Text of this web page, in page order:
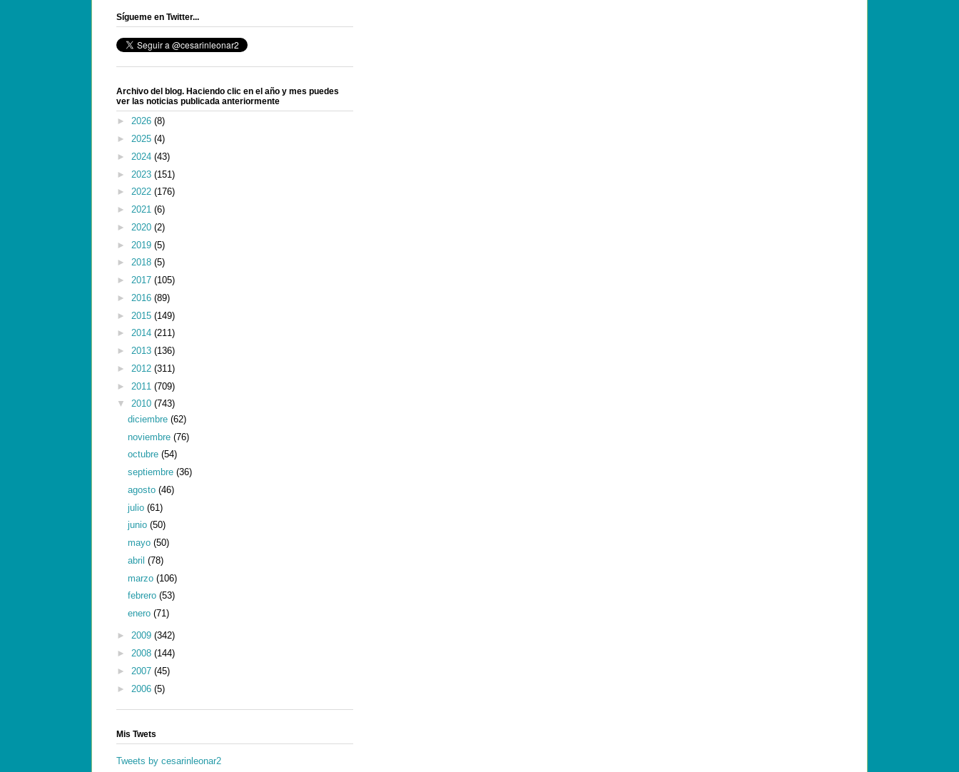
Sígueme en Twitter...
Archivo del blog. Haciendo clic en el año y mes puedes
ver las noticias publicada anteriormente
► 2026 (8)
► 2025 (4)
► 2024 (43)
► 2023 (151)
► 2022 (176)
► 2021 (6)
► 2020 (2)
► 2019 (5)
► 2018 (5)
► 2017 (105)
► 2016 (89)
► 2015 (149)
► 2014 (211)
► 2013 (136)
► 2012 (311)
► 2011 (709)
▼ 2010 (743)
diciembre (62)
noviembre (76)
octubre (54)
septiembre (36)
agosto (46)
julio (61)
junio (50)
mayo (50)
abril (78)
marzo (106)
febrero (53)
enero (71)
► 2009 (342)
► 2008 (144)
► 2007 (45)
► 2006 (5)
Mis Twets
Tweets by cesarinleonar2